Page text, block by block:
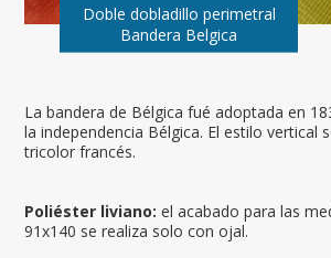
La bandera de Bélgica fué adoptada en
la independencia Bélgica. El estilo vertical
tricolor francés.
Poliéster liviano: el acabado para las
91x140 se realiza solo con ojal.
Doble dobladillo perimetral
Bandera Belgica